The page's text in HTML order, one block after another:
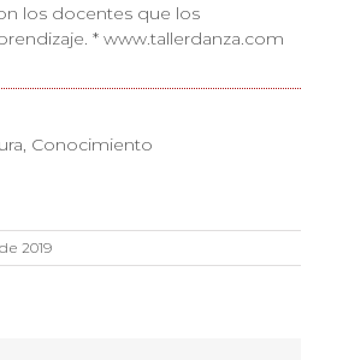
los docentes que los
* www.tallerdanza.com
Conocimiento
2019